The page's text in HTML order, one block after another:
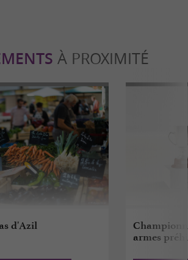
À PROXIMITÉ
d'Azil
armes